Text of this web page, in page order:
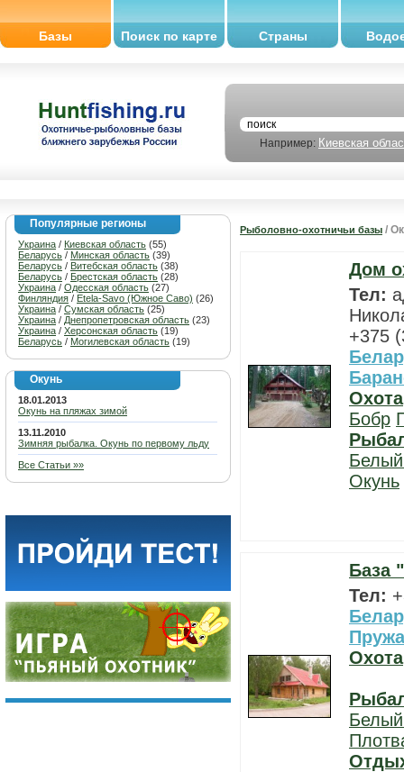
Базы Поиск по карте Страны
Например: Киевская
Популярные регионы
Украина / Киевская область (55)
Беларусь / Минская область (39)
Беларусь / Витебская область (38)
Беларусь / Брестская область (28)
Украина / Одесская область (27)
Финляндия / Etela-Savo (Южное Саво) (26)
Украина / Сумская область (25)
Украина / Днепропетровская область (23)
Украина / Херсонская область (19)
Беларусь / Могилевская область (19)
Окунь
18.01.2013
Окунь на пляжах зимой
13.11.2010
Зимняя рыбалка. Окунь по первому льду
Все Статьи »»
Рыболовно-охотничьи базы /
Дом
Тел:
+375
Охота
Бобр
Окунь
База
Тел:
Охота